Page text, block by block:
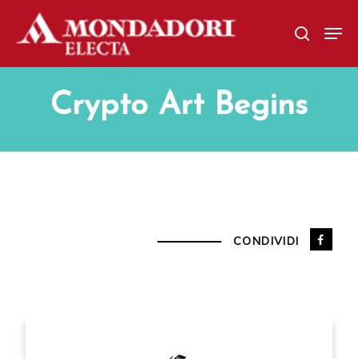
content
search
Crypto Art Begins
CONDIVIDI